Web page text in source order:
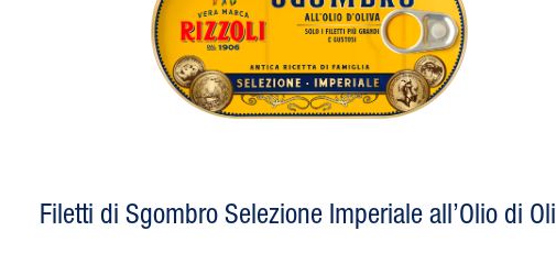
Filetti di Sgombro Selezione Imperiale all’Olio di